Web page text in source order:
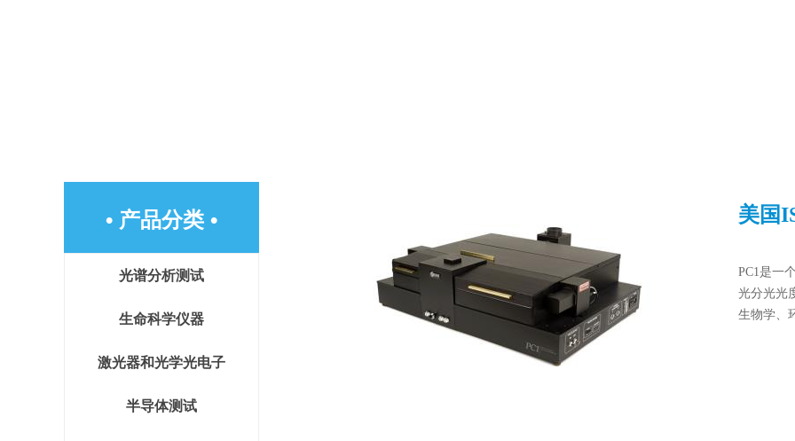
• 产品分类 •
光谱分析测试
生命科学仪器
激光器和光学光电子
半导体测试
美国
PC1是一
光分光光
生物学、